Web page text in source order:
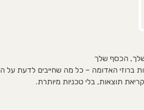
שלך, הכסף שלך
ברוזי האדומה – כל מה שחייבים לדעת על
תוצאות, בלי טכניות מיותרת.